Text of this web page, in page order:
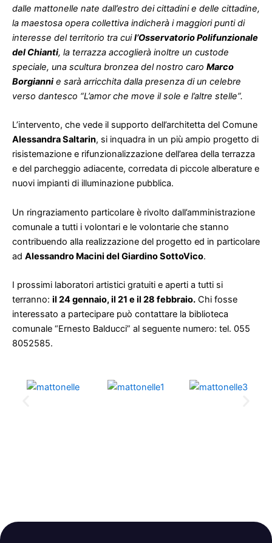
dalle mattonelle nate dall’estro dei cittadini e delle cittadine,
la maestosa opera collettiva indicherà i maggiori punti di
interesse del territorio tra cuil’Osservatorio Polifunzionale
del Chianti, la terrazza accoglierà inoltre un custode
speciale, una scultura bronzea del nostro caro Marco
Borgianni e sarà arricchita dalla presenza di un celebre
verso dantesco “L’amor che move il sole e l’altre stelle”.
L’intervento, che vede il supporto dell’architetta del Comune
Alessandra Saltarin, si inquadra in un più ampio progetto di
risistemazione e rifunzionalizzazione dell’area della terrazza
e del parcheggio adiacente, corredata di piccole alberature e
nuovi impianti di illuminazione pubblica.
Un ringraziamento particolare è rivolto dall’amministrazione
comunale a tutti i volontari e le volontarie che stanno
contribuendo alla realizzazione del progetto ed in particolare
ad Alessandro Macini del Giardino SottoVico.
I prossimi laboratori artistici gratuiti e aperti a tutti si
terranno: il 24 gennaio, il 21 e il 28 febbraio. Chi fosse
interessato a partecipare può contattare la biblioteca
comunale “Ernesto Balducci” al seguente numero: tel. 055
8052585.